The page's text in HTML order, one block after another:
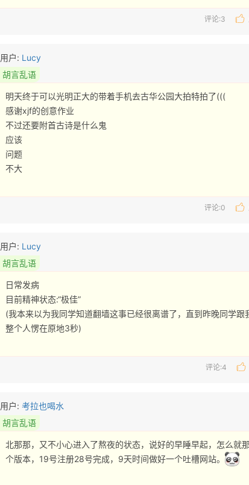
评论:3
用户: Lucy
胡言乱语
明天终于可以光明正大的带着手机去古华公园大拍特拍了(((
感谢xjf的创意作业
不过还要附首古诗是什么鬼
应该
问题
不大
评论:0
用户: Lucy
胡言乱语
日常发病
目前精神状态:“极佳”
(我本来以为我同学知道翻墙这事已经很离谱了，直到昨晚同学
整个人愣在原地3秒)
评论:4
用户:考拉也喝水
胡言乱语
北那那，又不小心进入了熬夜的状态，说好的早睡早起，怎么就
个版本，19号注册28号完成，9天时间做好一个吐槽网站。